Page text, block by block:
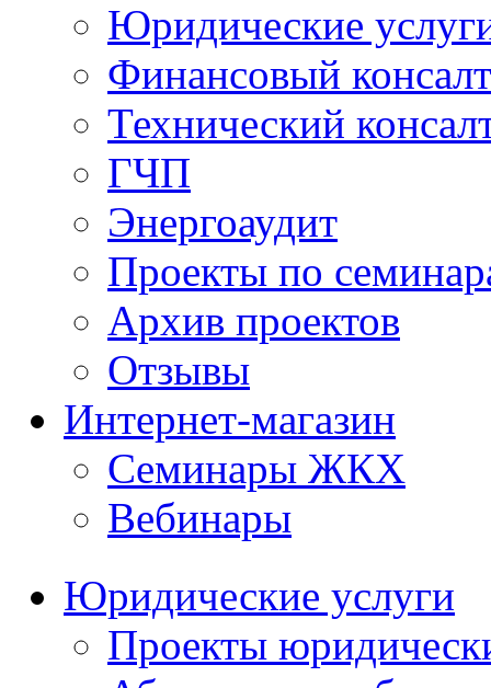
Юридические
Финансовый
Технический
ГЧП
Энергоаудит
Проекты по
Архив проектов
Отзывы
Интернет-магазин
Семинары ЖКХ
Вебинары
Юридические услуги
Проекты